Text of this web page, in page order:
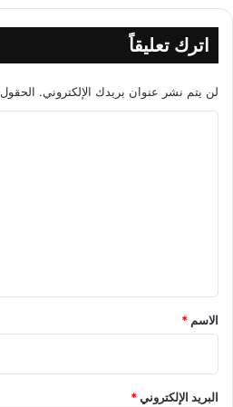
اترك تعليقاً
لن يتم نشر عنوان بريدك الإلكتروني. الحقول
*
الاسم *
البريد الإلكتروني*